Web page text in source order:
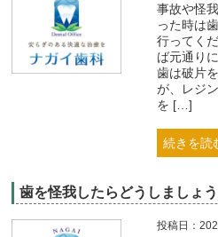
事故や怪
った時は
行ってく
ば元通り
歯は破片
が、レジ
を […]
続きを読
歯を怪我したらどうしましょ
投稿日：